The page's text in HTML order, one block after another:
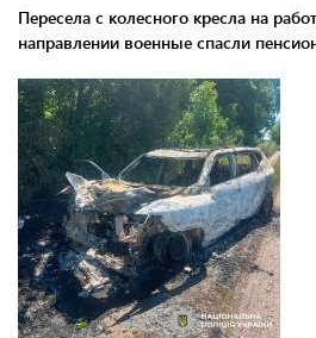
Пересела с колесного кресла на
направлении военные спасли